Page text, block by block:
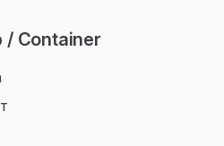
/ Container